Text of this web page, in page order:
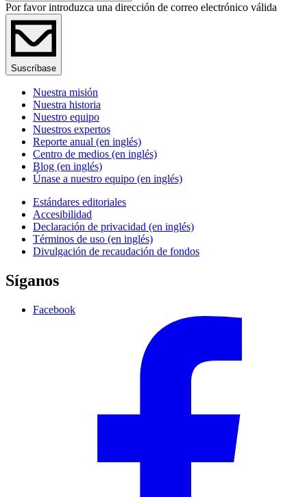
Por favor introduzca una dirección de correo electrónico válida
Suscríbase
Nuestra misión
Nuestra historia
Nuestro equipo
Nuestros expertos
Reporte anual (en inglés)
Centro de medios (en inglés)
Blog (en inglés)
Únase a nuestro equipo (en inglés)
Estándares editoriales
Accesibilidad
Declaración de privacidad (en inglés)
Términos de uso (en inglés)
Divulgación de recaudación de fondos
Síganos
Facebook